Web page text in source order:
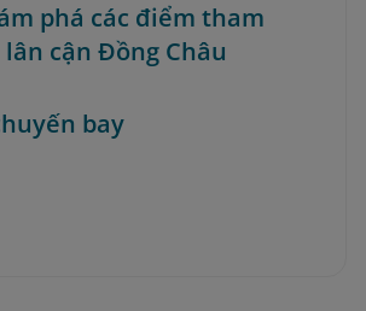
phá các điểm tham
cận Đồng Châu
bay